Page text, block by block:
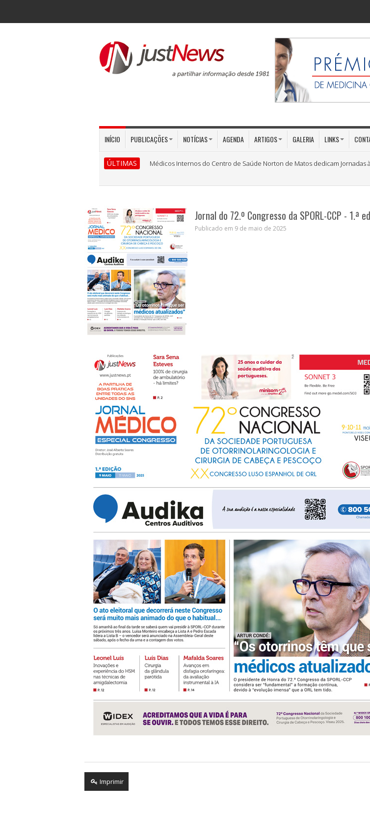
INÍCIO PUBLICAÇÕES NOTÍCIAS AGENDA ARTIGOS GALERIA LINKS
ÚLTIMAS Médicos Internos do Centro de Saúde Norton de Matos dedicam Jornadas à
Jornal do 72.º Congresso da SPORL-CCP - 1.ª
Publicado em 9 de maio de 2025
Imprimir